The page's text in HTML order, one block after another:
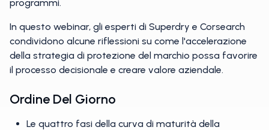
programmi.
In questo webinar, gli esperti di Superdry e Corsearch
condividono alcune riflessioni su come l'accelerazione
della strategia di protezione del marchio possa favorire
il processo decisionale e creare valore aziendale.
Ordine Del Giorno
Le quattro fasi della curva di maturità della